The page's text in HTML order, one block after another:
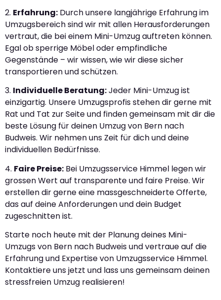
2. Erfahrung: Durch unsere langjährige Erfahrung im
Umzugsbereich sind wir mit allen Herausforderungen
vertraut, die bei einem Mini-Umzug auftreten können.
Egal ob sperrige Möbel oder empfindliche
Gegenstände – wir wissen, wie wir diese sicher
transportieren und schützen.
3. Individuelle Beratung:Jeder Mini-Umzug ist
einzigartig. Unsere Umzugsprofis stehen dir gerne mit
Rat und Tat zur Seite und finden gemeinsam mit dir die
beste Lösung für deinen Umzug von Bern nach
Budweis. Wir nehmen uns Zeit für dich und deine
individuellen Bedürfnisse.
4. Faire Preise: Bei Umzugsservice Himmel legen wir
grossen Wert auf transparente und faire Preise. Wir
erstellen dir gerne eine massgeschneiderte Offerte,
das auf deine Anforderungen und dein Budget
zugeschnitten ist.
Starte noch heute mit der Planung deines Mini-
Umzugs von Bern nach Budweis und vertraue auf die
Erfahrung und Expertise von Umzugsservice Himmel.
Kontaktiere uns jetzt und lass uns gemeinsam deinen
stressfreien Umzug realisieren!